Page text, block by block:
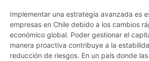
Implementar una estrategia avanzada es
empresas en Chile debido a los cambios
económico global. Poder gestionar el
manera proactiva contribuye a la
reducción de riesgos. En un país donde